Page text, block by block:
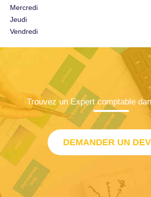
Mercredi
Jeudi
Vendredi
Trouvez un Expert comptable
DEMANDER UN